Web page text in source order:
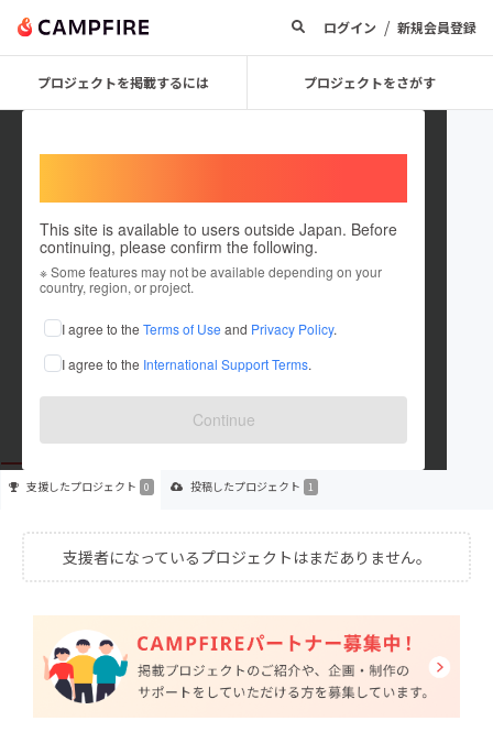
ログイン / 新規会員登録
プロジェクトを掲載するには プロジェクトをさがす
This site is available to users outside Japan. Before
continuing, please confirm the following.
※ Some features may not be available depending on your
country, region, or project.
I agree to the Terms of Use and Privacy Policy.
I agree to the International Support Terms.
Continue
Vivant Garden GRACE
これまでに1件のプロジェクトを投稿しています
在住国：日本 現在地：未設定
出身国：日本 出身地：未設定
支援したプロジェクト 0 投稿したプロジェクト 1
支援者になっているプロジェクトはまだありません。